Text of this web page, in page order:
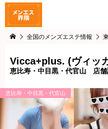
全国のメンズエステ情報
Vicca+plus. (ヴィッ
恵比寿・中目黒・代官山 店舗
恵比寿・中目黒・代官山